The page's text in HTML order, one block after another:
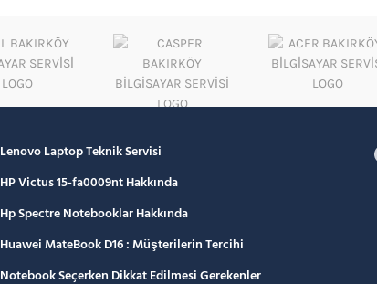
Lenovo Laptop Teknik Servisi
HP Victus 15-fa0009nt Hakkında
Hp Spectre Notebooklar Hakkında
Huawei MateBook D16 : Müşterilerin Tercihi
Notebook Seçerken Dikkat Edilmesi Gerekenler